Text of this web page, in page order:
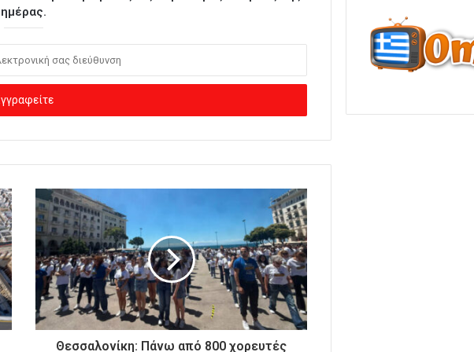
ημέρας.
Θεσσαλονίκη: Πάνω από 800 χορευτές